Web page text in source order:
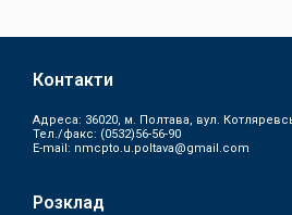
Контакти
Адреса: 36020, м. Полтава, вул.
Тел./факс: (0532)56-56-90
E-mail: nmcpto.u.poltava@gmail.com
Розклад